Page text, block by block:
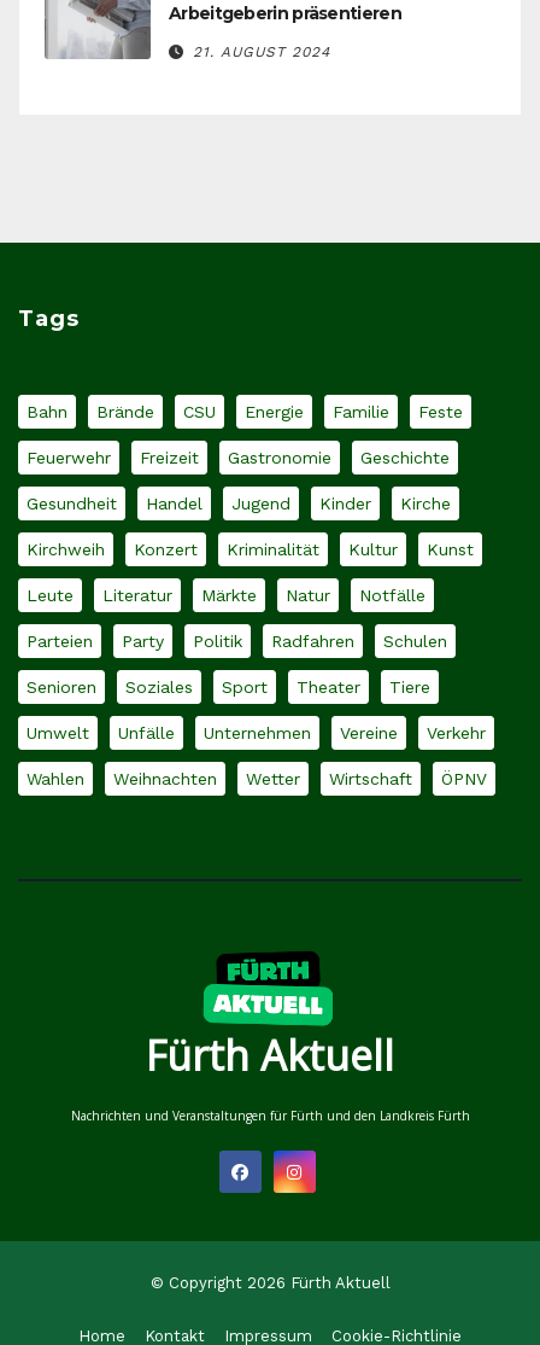
Arbeitgeberin präsentieren
21. AUGUST 2024
Tags
Bahn Brände CSU Energie Familie Feste
Feuerwehr Freizeit Gastronomie Geschichte
Gesundheit Handel Jugend Kinder Kirche
Kirchweih Konzert Kriminalität Kultur Kunst
Leute Literatur Märkte Natur Notfälle
Parteien Party Politik Radfahren Schulen
Senioren Soziales Sport Theater Tiere
Umwelt Unfälle Unternehmen Vereine Verkehr
Wahlen Weihnachten Wetter Wirtschaft ÖPNV
Fürth Aktuell
Nachrichten und Veranstaltungen für Fürth und den Landkreis Fürth
© Copyright 2026 Fürth Aktuell
Home Kontakt Impressum Cookie-Richtlinie